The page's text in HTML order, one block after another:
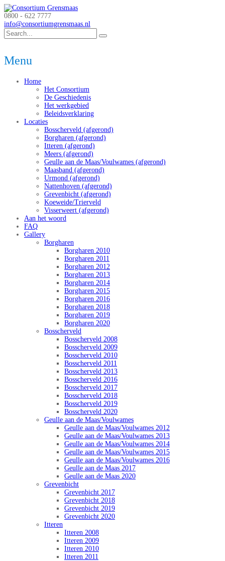
0800 - 622 7777
info@consortiumgrensmaas.nl
Menu
Home
Het Consortium
De Geschiedenis
Het werkgebied
Beleidsverklaring
Locaties
Bosscherveld (afgerond)
Borgharen (afgerond)
Itteren (afgerond)
Meers (afgerond)
Geulle aan de Maas/Voulwames (afgerond)
Maasband (afgerond)
Urmond (afgerond)
Nattenhoven (afgerond)
Grevenbicht (afgerond)
Koeweide/Trierveld
Visserweert (afgerond)
Aan het woord
FAQ
Gallery
Borgharen
Borgharen 2010
Borgharen 2011
Borgharen 2012
Borgharen 2013
Borgharen 2014
Borgharen 2015
Borgharen 2016
Borgharen 2018
Borgharen 2019
Borgharen 2020
Bosscherveld
Bosscherveld 2008
Bosscherveld 2009
Bosscherveld 2010
Bosscherveld 2011
Bosscherveld 2013
Bosscherveld 2016
Bosscherveld 2017
Bosscherveld 2018
Bosscherveld 2019
Bosscherveld 2020
Geulle aan de Maas/Voulwames
Geulle aan de Maas/Voulwames 2012
Geulle aan de Maas/Voulwames 2013
Geulle aan de Maas/Voulwames 2014
Geulle aan de Maas/Voulwames 2015
Geulle aan de Maas/Voulwames 2016
Geulle aan de Maas 2017
Geulle aan de Maas 2020
Grevenbicht
Grevenbicht 2017
Grevenbicht 2018
Grevenbicht 2019
Grevenbicht 2020
Itteren
Itteren 2008
Itteren 2009
Itteren 2010
Itteren 2011